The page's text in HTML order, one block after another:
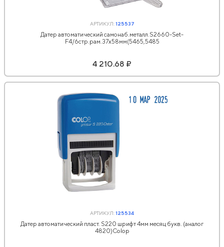
АРТИКУЛ:125537
Датер автоматический самонаб.металл.S2660-Set-
F4/6стр.рам.37х58мм(5465,5485
4 210.68 ₽
АРТИКУЛ:125534
Датер автоматический пласт. S220 шрифт 4мм месяц букв. (аналог
4820)Colop